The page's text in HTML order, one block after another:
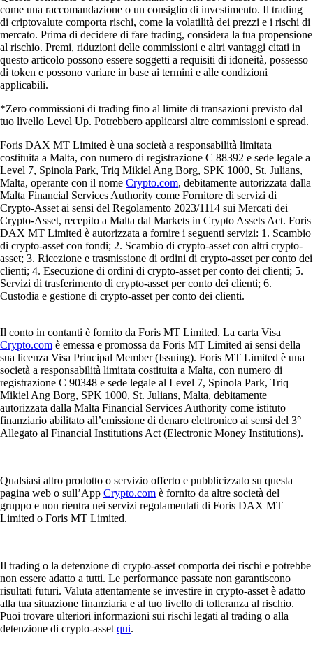
come una raccomandazione o un consiglio di investimento. Il trading
di criptovalute comporta rischi, come la volatilità dei prezzi e i rischi di
mercato. Prima di decidere di fare trading, considera la tua propensione
al rischio. Premi, riduzioni delle commissioni e altri vantaggi citati in
questo articolo possono essere soggetti a requisiti di idoneità, possesso
di token e possono variare in base ai termini e alle condizioni
applicabili.
*Zero commissioni di trading fino al limite di transazioni previsto dal
tuo livello Level Up. Potrebbero applicarsi altre commissioni e spread.
Foris DAX MT Limited è una società a responsabilità limitata
costituita a Malta, con numero di registrazione C 88392 e sede legale a
Level 7, Spinola Park, Triq Mikiel Ang Borg, SPK 1000, St. Julians,
Malta, operante con il nome Crypto.com, debitamente autorizzata dalla
Malta Financial Services Authority come Fornitore di servizi di
Crypto-Asset ai sensi del Regolamento 2023/1114 sui Mercati dei
Crypto-Asset, recepito a Malta dal Markets in Crypto Assets Act. Foris
DAX MT Limited è autorizzata a fornire i seguenti servizi: 1. Scambio
di crypto-asset con fondi; 2. Scambio di crypto-asset con altri crypto-
asset; 3. Ricezione e trasmissione di ordini di crypto-asset per conto dei
clienti; 4. Esecuzione di ordini di crypto-asset per conto dei clienti; 5.
Servizi di trasferimento di crypto-asset per conto dei clienti; 6.
Custodia e gestione di crypto-asset per conto dei clienti.
Il conto in contanti è fornito da Foris MT Limited. La carta Visa
Crypto.com è emessa e promossa da Foris MT Limited ai sensi della
sua licenza Visa Principal Member (Issuing). Foris MT Limited è una
società a responsabilità limitata costituita a Malta, con numero di
registrazione C 90348 e sede legale al Level 7, Spinola Park, Triq
Mikiel Ang Borg, SPK 1000, St. Julians, Malta, debitamente
autorizzata dalla Malta Financial Services Authority come istituto
finanziario abilitato all’emissione di denaro elettronico ai sensi del 3°
Allegato al Financial Institutions Act (Electronic Money Institutions).
Qualsiasi altro prodotto o servizio offerto e pubblicizzato su questa
pagina web o sull’App Crypto.com è fornito da altre società del
gruppo e non rientra nei servizi regolamentati di Foris DAX MT
Limited o Foris MT Limited.
Il trading o la detenzione di crypto-asset comporta dei rischi e potrebbe
non essere adatto a tutti. Le performance passate non garantiscono
risultati futuri. Valuta attentamente se investire in crypto-asset è adatto
alla tua situazione finanziaria e al tuo livello di tolleranza al rischio.
Puoi trovare ulteriori informazioni sui rischi legati al trading o alla
detenzione di crypto-asset qui.